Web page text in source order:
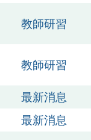
教師研習
教師研習
最新消息
最新消息